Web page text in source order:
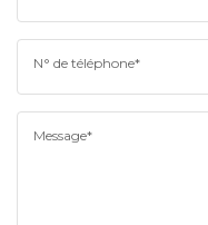
N° de téléphone*
Message*